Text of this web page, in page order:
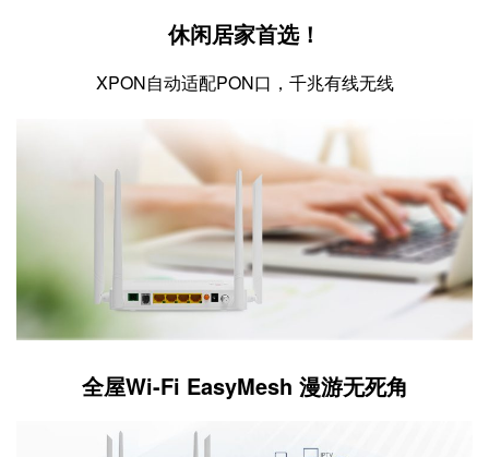
休闲居家首选！
XPON自动适配PON口，千兆有线无线
全屋Wi-Fi EasyMesh 漫游无死角